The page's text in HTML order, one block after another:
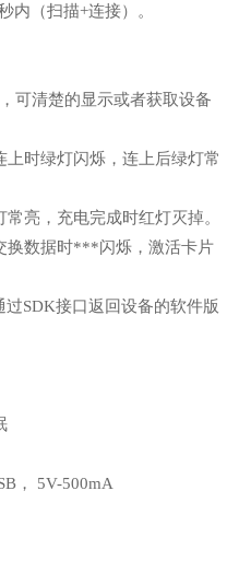
内（扫描+连接）。
可清楚的显示或者获取设备
上时绿灯闪烁，连上后绿灯常
亮，充电完成时红灯灭掉。
换数据时***闪烁，激活卡片
SDK接口返回设备的软件版
， 5V-500mA